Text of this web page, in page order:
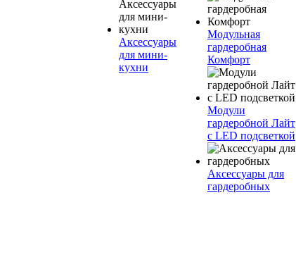
Аксессуары
для мини-
кухни
Модульная
гардеробная
Комфорт
Модули
гардеробной Лайт
с LED подсветкой
Аксессуары для
гардеробных